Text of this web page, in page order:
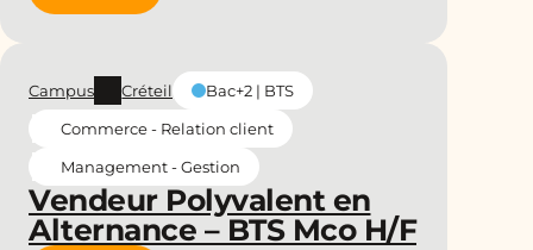
Vendeur Polyvalent en
Alternance – BTS Mco H/F
Campus Créteil
Bac+2 | BTS
Commerce - Relation client
Management - Gestion